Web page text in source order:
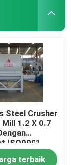
Steel Crusher
Mill 1.2 X 0.7
ISO9001
terbaik